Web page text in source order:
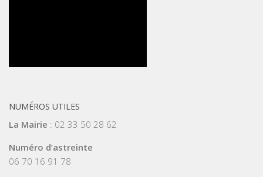
NUMÉROS UTILES
La Mairie : 02 33 50 28 62
Numéro d’astreinte
06 70 16 91 78